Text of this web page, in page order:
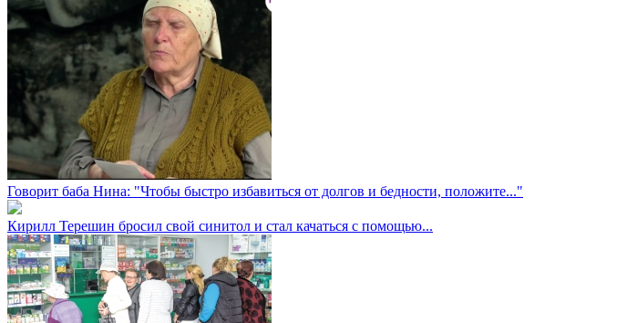
Говорит баба Нина: "Чтобы быстро избавиться от долгов и бедности, положите..."
Кирилл Терешин бросил свой синитол и стал качаться с помощью...